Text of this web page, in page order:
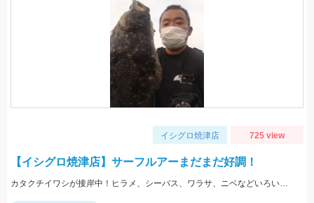
イシグロ焼津店 725 view
【イシグロ焼津店】サーフルアーまだまだ好調！
カタクチイワシが接岸中！ヒラメ、シーバス、ワラサ、ニベなどいろいろ釣れてます！